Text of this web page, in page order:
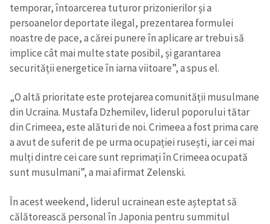
SUSȚINE
temporar, întoarcerea tuturor prizonierilor și a
persoanelor deportate ilegal, prezentarea formulei
noastre de pace, a cărei punere în aplicare ar trebui să
implice cât mai multe state posibil, și garantarea
securității energetice în iarna viitoare”, a spus el.
„O altă prioritate este protejarea comunității musulmane
din Ucraina. Mustafa Dzhemilev, liderul poporului tătar
din Crimeea, este alături de noi. Crimeea a fost prima care
a avut de suferit de pe urma ocupației rusești, iar cei mai
mulți dintre cei care sunt reprimați în Crimeea ocupată
sunt musulmani”, a mai afirmat Zelenski.
În acest weekend, liderul ucrainean este așteptat să
călătorească personal în Japonia pentru summitul